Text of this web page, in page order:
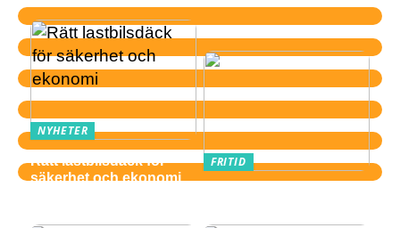
NYHETER
Rätt lastbilsdäck för
säkerhet och ekonomi
FRITID